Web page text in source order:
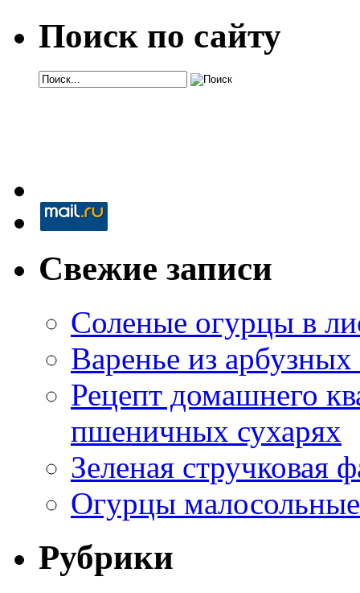
Поиск по сайту
Свежие записи
Соленые огурцы в
Варенье из
Рецепт домашнего
пшеничных сухарях
Зеленая стручковая
Огурцы
Рубрики